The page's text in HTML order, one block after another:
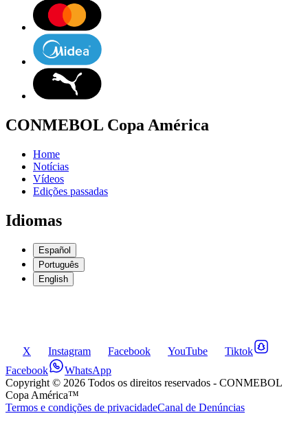
CONMEBOL Copa América
Home
Notícias
Vídeos
Edições passadas
Idiomas
Español
Português
English
X Instagram Facebook YouTube
Tiktok
Facebook
WhatsApp
Copyright © 2026 Todos os direitos reservados - CONMEBOL
Copa América™
Termos e condições de privacidadeCanal de Denúncias